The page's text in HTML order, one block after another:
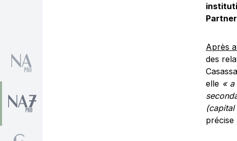
Après
des
elle «
précise